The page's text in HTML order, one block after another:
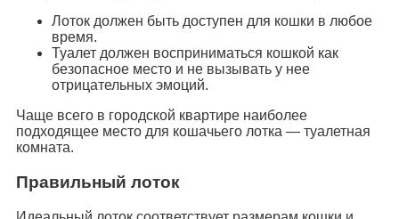
Лоток должен быть доступен для кошки в любое
время.
Туалет должен восприниматься кошкой как
безопасное место и не вызывать у нее
отрицательных эмоций.
Чаще всего в городской квартире наиболее
подходящее место для кошачьего лотка — туалетная
комната.
Правильный лоток